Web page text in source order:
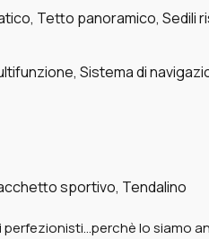
Tetto panoramico, Sedili
Sistema di
sportivo, Tendalino
lo siamo